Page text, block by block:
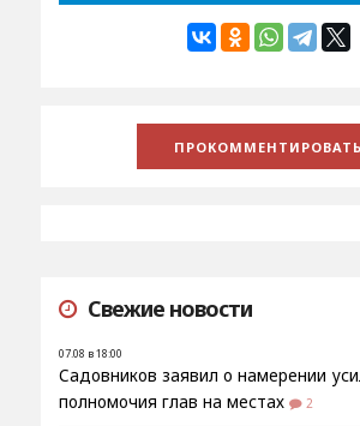
Свежие новости
07.08 в 18:00
Садовников заявил о намерении
полномочия глав на местах
2